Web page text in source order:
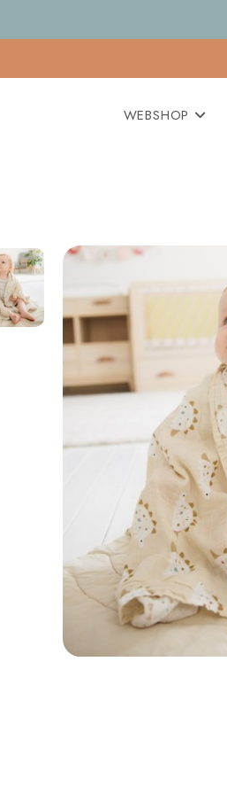
WEBSHOP